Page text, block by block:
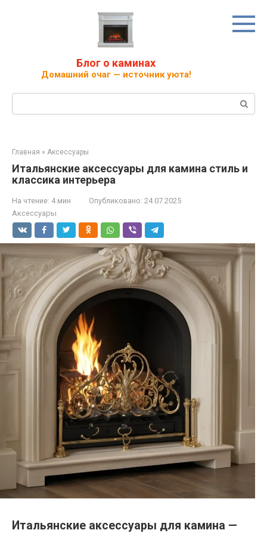
Блог о каминах
Домашний очаг — источник уюта!
Главная » Аксессуары
Итальянские аксессуары для камина стиль и
классика интерьера
На чтение: 4 мин Опубликовано: 24.07.2025
Аксессуары
Итальянские аксессуары для камина —